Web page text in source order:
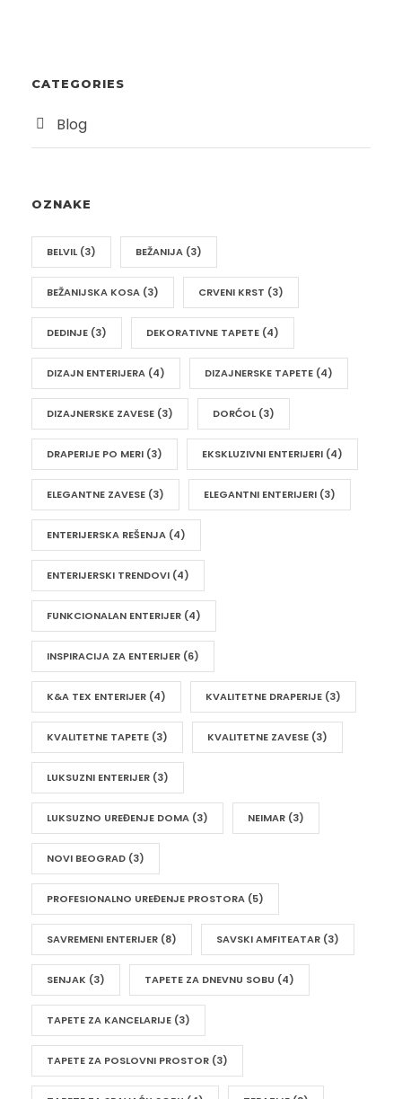
CATEGORIES
Blog
OZNAKE
BELVIL (3) BEŽANIJA (3)
BEŽANIJSKA KOSA (3) CRVENI KRST (3)
DEDINJE (3) DEKORATIVNE TAPETE (4)
DIZAJN ENTERIJERA (4) DIZAJNERSKE TAPETE (4)
DIZAJNERSKE ZAVESE (3) DORĆOL (3)
DRAPERIJE PO MERI (3) EKSKLUZIVNI ENTERIJERI (4)
ELEGANTNE ZAVESE (3) ELEGANTNI ENTERIJERI (3)
ENTERIJERSKA REŠENJA (4)
ENTERIJERSKI TRENDOVI (4)
FUNKCIONALAN ENTERIJER (4)
INSPIRACIJA ZA ENTERIJER (6)
K&A TEX ENTERIJER (4) KVALITETNE DRAPERIJE (3)
KVALITETNE TAPETE (3) KVALITETNE ZAVESE (3)
LUKSUZNI ENTERIJER (3)
LUKSUZNO UREĐENJE DOMA (3) NEIMAR (3)
NOVI BEOGRAD (3)
PROFESIONALNO UREĐENJE PROSTORA (5)
SAVREMENI ENTERIJER (8) SAVSKI AMFITEATAR (3)
SENJAK (3) TAPETE ZA DNEVNU SOBU (4)
TAPETE ZA KANCELARIJE (3)
TAPETE ZA POSLOVNI PROSTOR (3)